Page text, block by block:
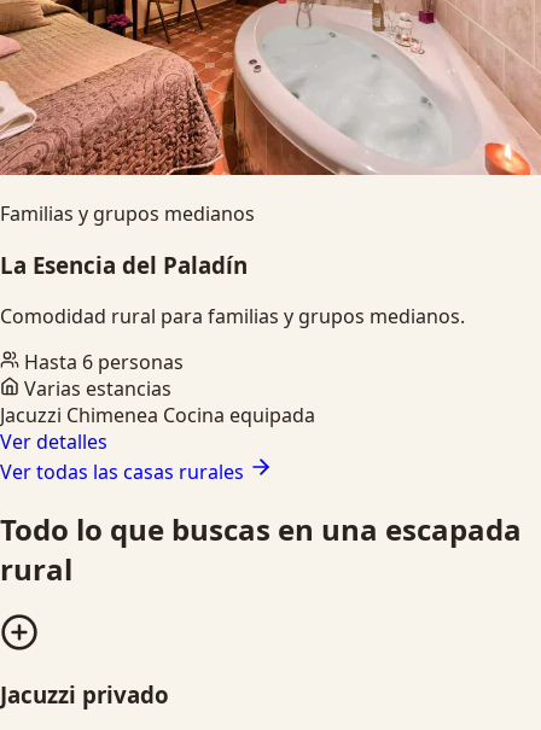
Familias y grupos medianos
La Esencia del Paladín
Comodidad rural para familias y grupos medianos.
Hasta 6 personas
Varias estancias
Jacuzzi Chimenea Cocina equipada
Ver detalles
Ver todas las casas rurales
Todo lo que buscas en una escapada
rural
Jacuzzi privado